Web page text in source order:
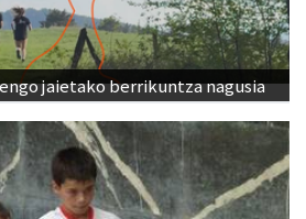
jaietako berrikuntza nagusia